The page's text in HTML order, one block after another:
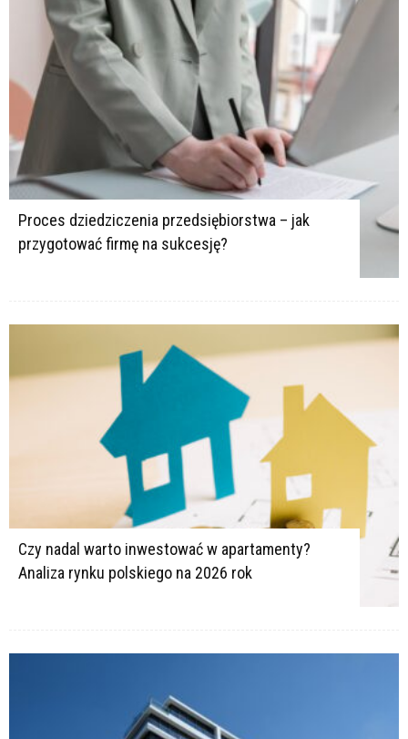
Proces dziedziczenia przedsiębiorstwa – jak
przygotować firmę na sukcesję?
Czy nadal warto inwestować w apartamenty?
Analiza rynku polskiego na 2026 rok